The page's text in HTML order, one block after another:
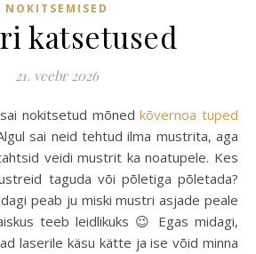
NOKITSEMISED
katsetused
21. veebr 2026
sai nokitsetud mõnedkõvernoa tuped
sai neid tehtud ilma mustrita, aga
veidi mustrit ka noatupele. Kes
taguda või põletiga põletada?
peab ju miski mustri asjade peale
teeb leidlikuks 😉 Egas midagi,
laserile käsu kätte ja ise võid minna